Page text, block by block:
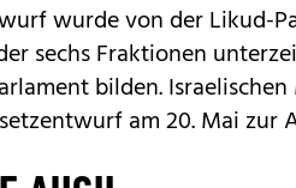
wurde von der Likud-
sechs Fraktionen
bilden.
am 20. Mai zur